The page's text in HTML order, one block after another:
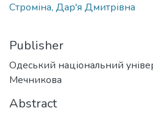
Строміна, Дар'я Дмитрівна
Publisher
Одеський національний
Мечникова
Abstract